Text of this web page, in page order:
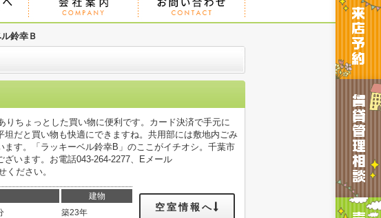
鈴幸Ｂ
ちょっとした買い物に便利です。カード決済で手元に
だと買い物も快適にできますね。共用部には敷地内ごみ
す。「ラッキーベル鈴幸B」のここがイチオシ。千葉市
います。お電話043-264-2277、Eメール
ださい。
建物
築23年
空室情報へ